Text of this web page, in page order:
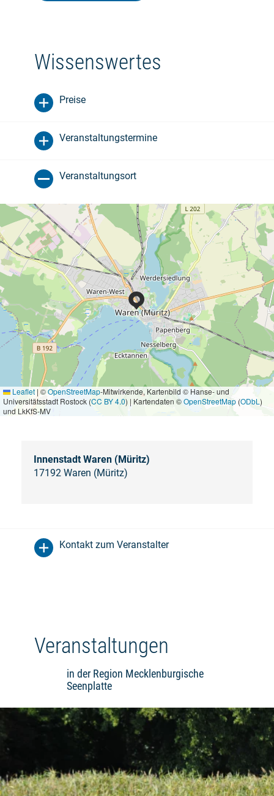
Wissenswertes
Preise
Veranstaltungstermine
Veranstaltungsort
Leaflet | ©OpenStreetMap-Mitwirkende, Kartenbild © Hanse- und
Universitätsstadt Rostock (CC BY 4.0) | Kartendaten ©OpenStreetMap (ODbL )
und LkKfS-MV
Innenstadt Waren (Müritz)
17192 Waren (Müritz)
Kontakt zum Veranstalter
Veranstaltungen
in der Region Mecklenburgische
Seenplatte